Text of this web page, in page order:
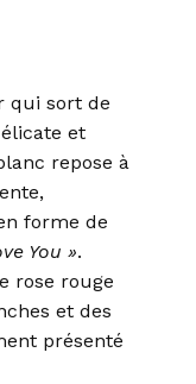
qui sort de
et
repose à
forme de
You ».
rose rouge
et des
présenté